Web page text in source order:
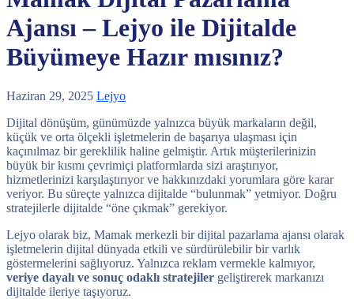
Ajansı – Lejyo ile Dijitalde
Büyümeye Hazır mısınız?
Haziran 29, 2025 Lejyo
Dijital dönüşüm, günümüzde yalnızca büyük markaların değil,
küçük ve orta ölçekli işletmelerin de başarıya ulaşması için
kaçınılmaz bir gereklilik haline gelmiştir. Artık müşterilerinizin
büyük bir kısmı çevrimiçi platformlarda sizi araştırıyor,
hizmetlerinizi karşılaştırıyor ve hakkınızdaki yorumlara göre karar
veriyor. Bu süreçte yalnızca dijitalde “bulunmak” yetmiyor. Doğru
stratejilerle dijitalde “öne çıkmak” gerekiyor.
Lejyo olarak biz, Mamak merkezli bir dijital pazarlama ajansı olarak
işletmelerin dijital dünyada etkili ve sürdürülebilir bir varlık
göstermelerini sağlıyoruz. Yalnızca reklam vermekle kalmıyor,
veriye dayalı ve sonuç odaklı stratejiler geliştirerek markanızı
dijitalde ileriye taşıyoruz.